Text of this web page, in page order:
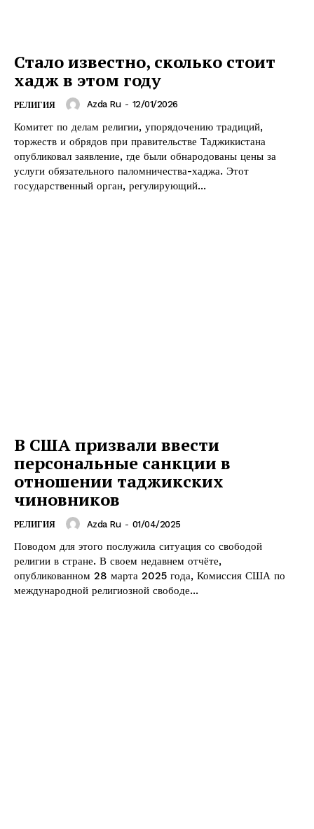
Стало известно, сколько стоит
хадж в этом году
РЕЛИГИЯ Azda Ru - 12/01/2026
Комитет по делам религии, упорядочению традиций,
торжеств и обрядов при правительстве Таджикистана
опубликовал заявление, где были обнародованы цены за
услуги обязательного паломничества-хаджа. Этот
государственный орган, регулирующий...
В США призвали ввести
персональные санкции в
отношении таджикских
чиновников
РЕЛИГИЯ Azda Ru - 01/04/2025
Поводом для этого послужила ситуация со свободой
религии в стране. В своем недавнем отчёте,
опубликованном 28 марта 2025 года, Комиссия США по
международной религиозной свободе...